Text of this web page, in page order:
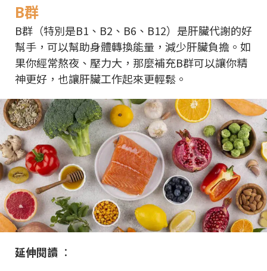
B群
B群（特別是B1、B2、B6、B12）是肝臟代謝的好
幫手，可以幫助身體轉換能量，減少肝臟負擔。如
果你經常熬夜、壓力大，那麼補充B群可以讓你精
神更好，也讓肝臟工作起來更輕鬆。
延伸閱讀 ：